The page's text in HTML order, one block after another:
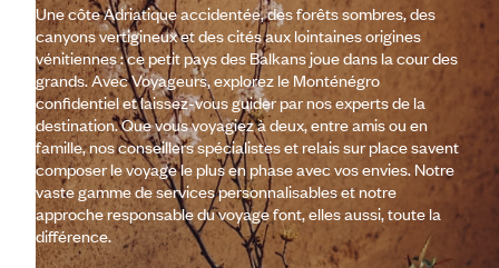
Une côte Adriatique accidentée, des forêts sombres, des
canyons vertigineux et des cités aux lointaines origines
vénitiennes : ce petit pays des Balkans joue dans la cour des
grands. Avec Voyageurs, explorez le Monténégro
confidentiel et laissez-vous guider par nos experts de la
destination. Que vous voyagiez à deux, entre amis ou en
famille, nos conseillers spécialistes et relais sur place savent
composer le voyage le plus en phase avec vos envies. Notre
vaste gamme de services personnalisables et notre
approche responsable du voyage font, elles aussi, toute la
différence.